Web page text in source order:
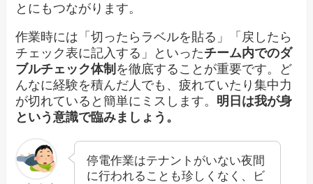
とにもつながります。
作業時には「切ったらラベルを貼る」「戻したら
チェック表に記入する」といったチーム内でのダ
ブルチェック体制 を徹底することが重要です。ど
んなに経験を積んだ人でも、疲れていたり集中力
が切れていると簡単にミスします。 明日は我が身
という意識で臨みましょう。
停電作業はテナントがいない夜間
に行われることも珍しくなく、ビ